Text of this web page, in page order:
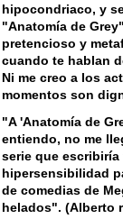
hipocondriaco, y
"Anatomía de
pretencioso y
cuando te hablan
Ni me creo a los
momentos son
"A 'Anatomía de
entiendo, no me
serie que
hipersensibilidad
de comedias de
helados". (Alberto